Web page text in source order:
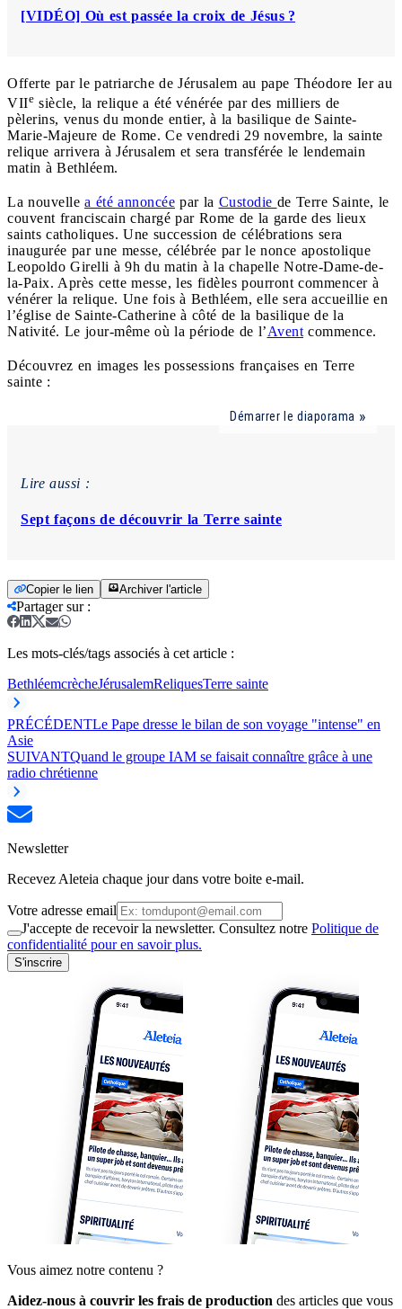
[VIDÉO] Où est passée la croix de Jésus ?
Offerte par le patriarche de Jérusalem au pape Théodore Ier au
VIIe siècle, la relique a été vénérée par des milliers de
pèlerins, venus du monde entier, à la basilique de Sainte-
Marie-Majeure de Rome. Ce vendredi 29 novembre, la sainte
relique arrivera à Jérusalem et sera transférée le lendemain
matin à Bethléem.
La nouvelle a été annoncée par la Custodie de Terre Sainte, le
couvent franciscain chargé par Rome de la garde des lieux
saints catholiques. Une succession de célébrations sera
inaugurée par une messe, célébrée par le nonce apostolique
Leopoldo Girelli à 9h du matin à la chapelle Notre-Dame-de-
la-Paix. Après cette messe, les fidèles pourront commencer à
vénérer la relique. Une fois à Bethléem, elle sera accueillie en
l’église de Sainte-Catherine à côté de la basilique de la
Nativité. Le jour-même où la période de l’Avent commence.
Découvrez en images les possessions françaises en Terre
sainte :
Démarrer le diaporama
Lire aussi :
Sept façons de découvrir la Terre sainte
Copier le lien Archiver l'article
Partager sur:
Les mots-clés/tags associés à cet article :
BethléemcrècheJérusalemReliquesTerre sainte
PRÉCÉDENTLe Pape dresse le bilan de son voyage "intense" en
Asie
SUIVANTQuand le groupe IAM se faisait connaître grâce à une
radio chrétienne
Newsletter
Recevez Aleteia chaque jour dans votre boite e-mail.
Votre adresse email
J'accepte de recevoir la newsletter. Consultez notre Politique de
confidentialité pour en savoir plus.
S'inscrire
Vous aimez notre contenu ?
Aidez-nous à couvrir les frais de production des articles que vous